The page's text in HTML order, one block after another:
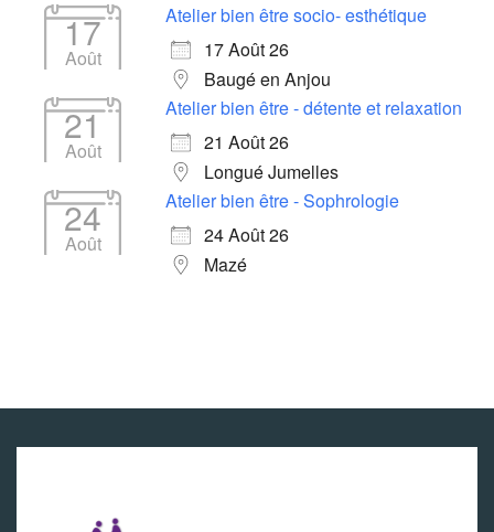
17
Août
Atelier bien être socio- esthétique
17 Août 26
Baugé en Anjou
21
Août
Atelier bien être - détente et relaxation
21 Août 26
Longué Jumelles
24
Août
Atelier bien être - Sophrologie
24 Août 26
Mazé